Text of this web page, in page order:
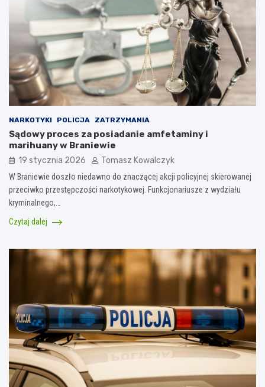
NARKOTYKI POLICJA ZATRZYMANIA
Sądowy proces za posiadanie amfetaminy i
marihuany w Braniewie
19 stycznia 2026 Tomasz Kowalczyk
W Braniewie doszło niedawno do znaczącej akcji policyjnej skierowanej
przeciwko przestępczości narkotykowej. Funkcjonariusze z wydziału
kryminalnego,…
Czytaj dalej